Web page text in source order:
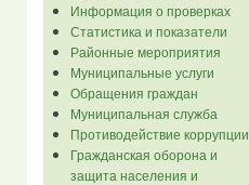
Информация о проверках
Статистика и показатели
Районные мероприятия
Муниципальные услуги
Обращения граждан
Муниципальная служба
Противодействие коррупции
Гражданская оборона и
защита населения и